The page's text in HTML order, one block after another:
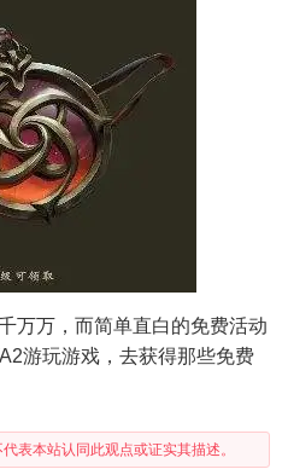
万万，而简单直白的免费活动
游玩游戏，去获得那些免费
表本站认同此观点或证实其描述。